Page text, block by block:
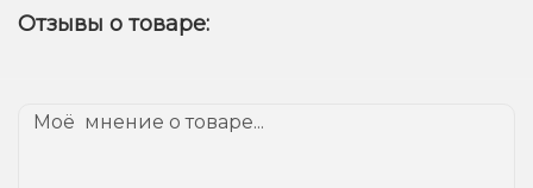
Подтвердите заказ – мы быстро отправим его
вам!
специальные предложения. Следите за
Отзывы о товаре: